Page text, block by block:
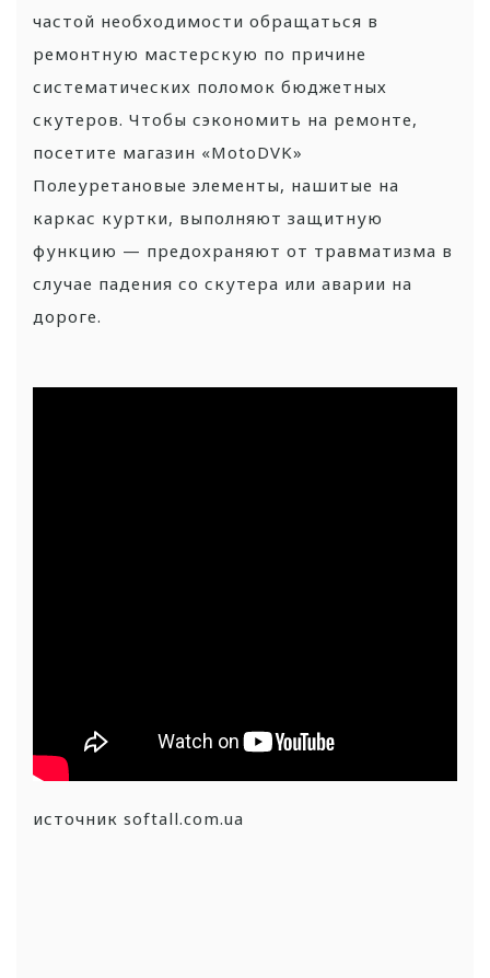
частой необходимости обращаться в
ремонтную мастерскую по причине
систематических поломок бюджетных
скутеров. Чтобы сэкономить на ремонте,
посетите магазин «MotoDVK»
Полеуретановые элементы, нашитые на
каркас куртки, выполняют защитную
функцию — предохраняют от травматизма в
случае падения со скутера или аварии на
дороге.
источник softall.com.ua